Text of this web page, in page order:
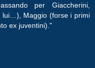
per Giaccherini,
lui…), Maggio (forse i primi
ex juventini)."